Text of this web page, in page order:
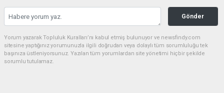
Gönder
Yorum yazarak Topluluk Kuralları’nı kabul etmiş bulunuyor ve newsfindy.com
sitesine yaptığınız yorumunuzla ilgili doğrudan veya dolaylı tüm sorumluluğu tek
başınıza üstleniyorsunuz. Yazılan tüm yorumlardan site yönetimi hiçbir şekilde
sorumlu tutulamaz.